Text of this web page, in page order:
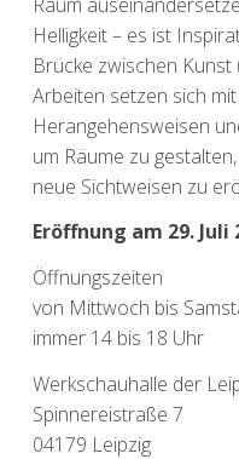
Helligkeit – es ist
Brücke zwischen
Arbeiten setzen sich
Herangehensweisen
um Räume zu
neue Sichtweisen zu
Eröffnung am 29. Juli
Öffnungszeiten
von Mittwoch bis
immer 14 bis 18 Uhr
Werkschauhalle der
Spinnereistraße 7
04179 Leipzig